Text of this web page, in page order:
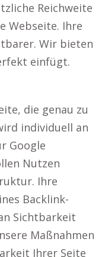
Reichweite
Webseite. Ihre
Wir bieten
einfügt.
die genau zu
individuell an
Google
Nutzen
Ihre
Backlink-
Sichtbarkeit
Maßnahmen
Ihrer Seite